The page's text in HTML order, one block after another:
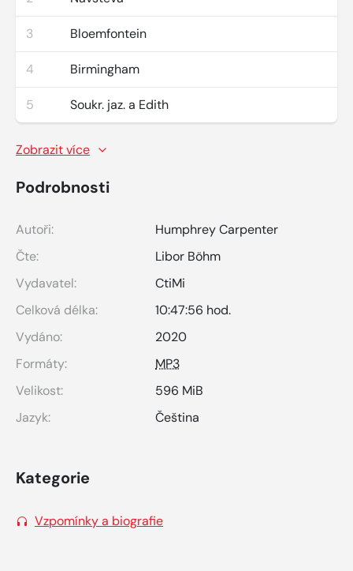
3 Bloemfontein
4 Birmingham
5 Soukr. jaz. a Edith
Zobrazit více
Podrobnosti
Autoři:
Humphrey Carpenter
Čte:
Libor Böhm
Vydavatel:
CtiMi
Celková délka:
10:47:56 hod.
Vydáno:
2020
Formáty:
MP3
Velikost:
596 MiB
Jazyk:
Čeština
Kategorie
Vzpomínky a biografie